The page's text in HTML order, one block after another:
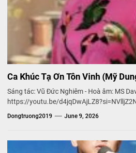
Ca Khúc Tạ Ơn Tôn Vinh (Mỹ
Sáng tác: Vũ Đức Nghiêm - Hoà âm: MS
https://youtu.be/
Dongtruong2019 June 9, 2026